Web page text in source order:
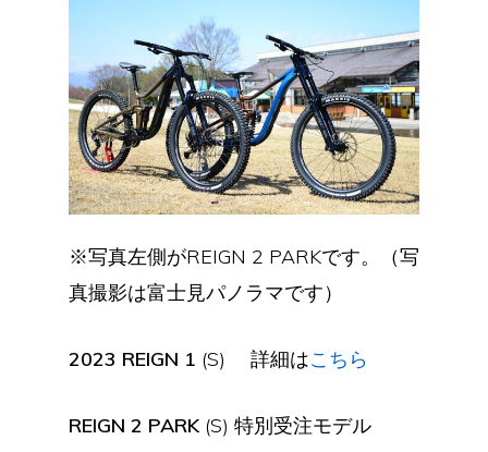
※写真左側がREIGN 2 PARKです。（写
真撮影は富士見パノラマです）
2023 REIGN 1 (S) 詳細はこちら
REIGN 2 PARK(S) 特別受注モデル